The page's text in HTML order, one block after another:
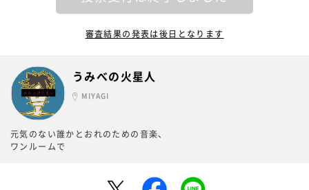
審査結果の発表は後日となります
うみべの火星人
MIYAGI
元気のない誰かとおれのための音楽、
ワンルームで